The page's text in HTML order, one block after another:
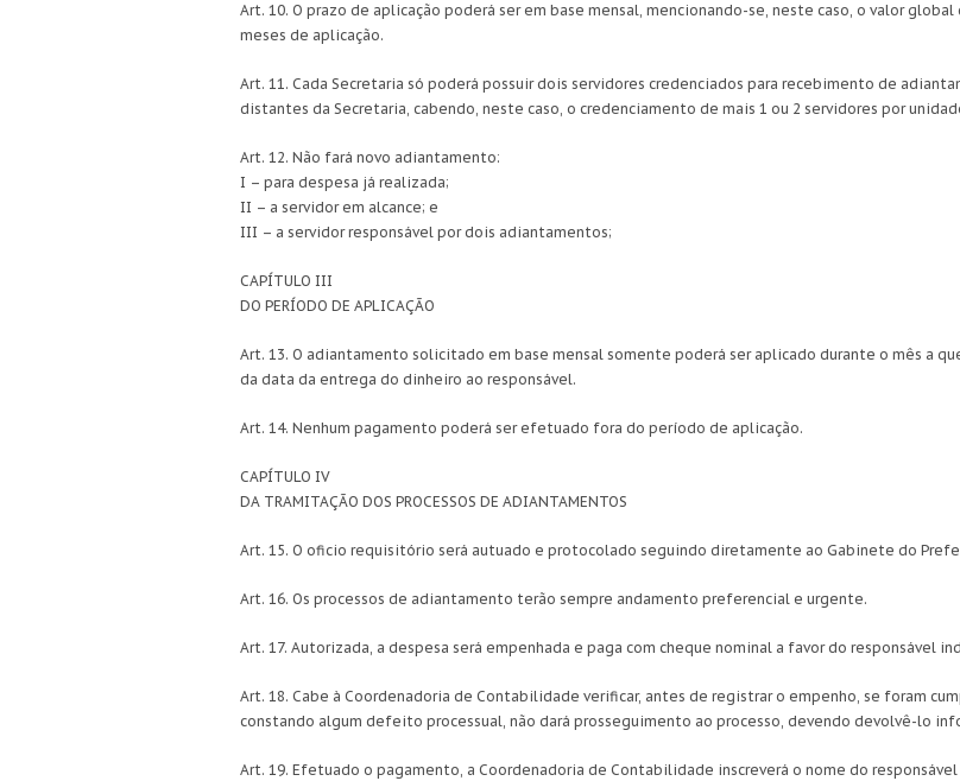
Art. 10. O prazo de aplicação poderá ser em base mensal, mencionando-se, neste caso, o valor
meses de aplicação.
Art. 11. Cada Secretaria só poderá possuir dois servidores credenciados para recebimento de
distantes da Secretaria, cabendo, neste caso, o credenciamento de mais 1 ou 2 servidores por
Art. 12. Não fará novo adiantamento:
I – para despesa já realizada;
II – a servidor em alcance; e
III – a servidor responsável por dois adiantamentos;
CAPÍTULO III
DO PERÍODO DE APLICAÇÃO
Art. 13. O adiantamento solicitado em base mensal somente poderá ser aplicado durante o mês a
da data da entrega do dinheiro ao responsável.
Art. 14. Nenhum pagamento poderá ser efetuado fora do período de aplicação.
CAPÍTULO IV
DA TRAMITAÇÃO DOS PROCESSOS DE ADIANTAMENTOS
Art. 15. O oficio requisitório será autuado e protocolado seguindo diretamente ao Gabinete do
Art. 16. Os processos de adiantamento terão sempre andamento preferencial e urgente.
Art. 17. Autorizada, a despesa será empenhada e paga com cheque nominal a favor do responsável
Art. 18. Cabe à Coordenadoria de Contabilidade verificar, antes de registrar o empenho, se foram
constando algum defeito processual, não dará prosseguimento ao processo, devendo devolvê-lo
Art. 19. Efetuado o pagamento, a Coordenadoria de Contabilidade inscreverá o nome do